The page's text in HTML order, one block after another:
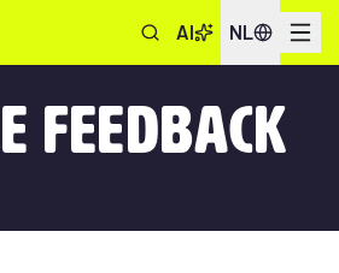
AI NL
Menu
feedback